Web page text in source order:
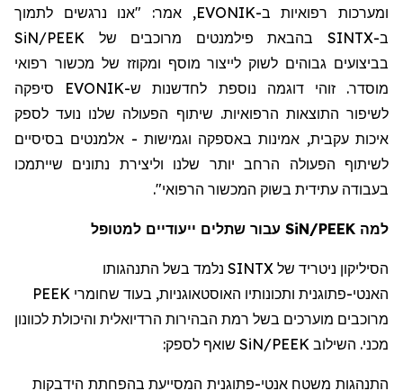
ומערכות רפואיות ב-EVONIK, אמר: "אנו נרגשים לתמוך
ב-SINTXבהבאת פילמנטים מרוכבים של SiN/PEEK
בביצועים גבוהים לשוק לייצור מוסף ומקוזז של מכשור רפואי
מוסדר. זוהי דוגמה נוספת לחדשנות ש-EVONIK סיפקה
לשיפור התוצאות הרפואיות. שיתוף הפעולה שלנו נועד לספק
איכות עקבית, אמינות באספקה וגמישות - אלמנטים בסיסיים
לשיתוף הפעולה הרחב יותר שלנו וליצירת נתונים שייתמכו
בעבודה עתידית בשוק המכשור הרפואי".
למה SiN/PEEK עבור שתלים ייעודיים למטופל
הסיליקון ניטריד של SINTX נלמד בשל התנהגותו
האנטי-פתוגנית ותכונותיו האוסטאוגניות, בעוד שחומרי PEEK
מרוכבים מוערכים בשל רמת הבהירות הרדיואלית והיכולת לכוונון
מכני. השילוב SiN/PEEK שואף לספק:
התנהגות משטח אנטי-פתוגנית המסייעת בהפחתת הידבקות